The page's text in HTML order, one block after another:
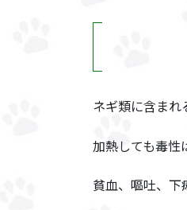
ネギ類に含まれ
加熱しても毒性
貧血、嘔吐、下